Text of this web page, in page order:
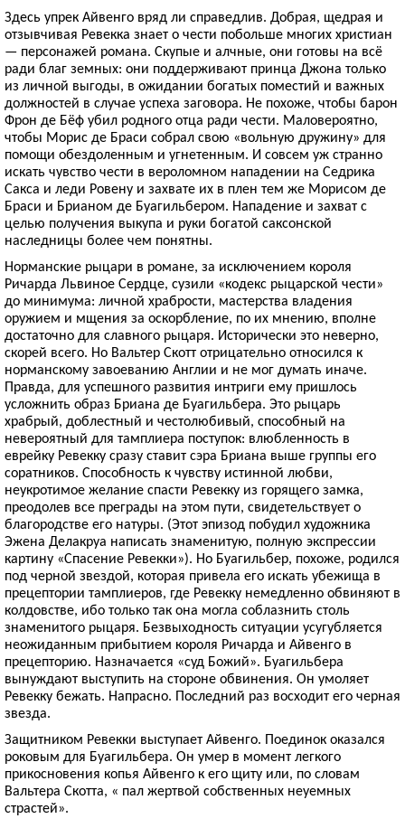
Здесь упрек Айвенго вряд ли справедлив. Добрая, щедрая и
отзывчивая Ревекка знает о чести побольше многих христиан
— персонажей романа. Скупые и алчные, они готовы на всё
ради благ земных: они поддерживают принца Джона только
из личной выгоды, в ожидании богатых поместий и важных
должностей в случае успеха заговора. Не похоже, чтобы барон
Фрон де Бёф убил родного отца ради чести. Маловероятно,
чтобы Морис де Браси собрал свою «вольную дружину» для
помощи обездоленным и угнетенным. И совсем уж странно
искать чувство чести в вероломном нападении на Седрика
Сакса и леди Ровену и захвате их в плен тем же Морисом де
Браси и Брианом де Буагильбером. Нападение и захват с
целью получения выкупа и руки богатой саксонской
наследницы более чем понятны.
Норманские рыцари в романе, за исключением короля
Ричарда Львиное Сердце, сузили «кодекс рыцарской чести»
до минимума: личной храбрости, мастерства владения
оружием и мщения за оскорбление, по их мнению, вполне
достаточно для славного рыцаря. Исторически это неверно,
скорей всего. Но Вальтер Скотт отрицательно относился к
норманскому завоеванию Англии и не мог думать иначе.
Правда, для успешного развития интриги ему пришлось
усложнить образ Бриана де Буагильбера. Это рыцарь
храбрый, доблестный и честолюбивый, способный на
невероятный для тамплиера поступок: влюбленность в
еврейку Ревекку сразу ставит сэра Бриана выше группы его
соратников. Способность к чувству истинной любви,
неукротимое желание спасти Ревекку из горящего замка,
преодолев все преграды на этом пути, свидетельствует о
благородстве его натуры. (Этот эпизод побудил художника
Эжена Делакруа написать знаменитую, полную экспрессии
картину «Спасение Ревекки»). Но Буагильбер, похоже, родился
под черной звездой, которая привела его искать убежища в
прецептории тамплиеров, где Ревекку немедленно обвиняют в
колдовстве, ибо только так она могла соблазнить столь
знаменитого рыцаря. Безвыходность ситуации усугубляется
неожиданным прибытием короля Ричарда и Айвенго в
прецепторию. Назначается «суд Божий». Буагильбера
вынуждают выступить на стороне обвинения. Он умоляет
Ревекку бежать. Напрасно. Последний раз восходит его черная
звезда.
Защитником Ревекки выступает Айвенго. Поединок оказался
роковым для Буагильбера. Он умер в момент легкого
прикосновения копья Айвенго к его щиту или, по словам
Вальтера Скотта, « пал жертвой собственных неуемных
страстей».